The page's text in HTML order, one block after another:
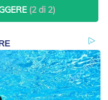
(2 di 2)